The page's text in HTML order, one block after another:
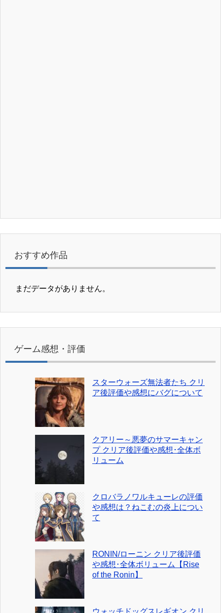
おすすめ作品
まだデータがありません。
ゲーム感想・評価
スターウォーズ無法者たち クリ
ア後評価や感想にバグについて
クアリー～悪夢のサマーキャン
プ クリア後評価や感想･全体ボ
リューム
クロバラノワルキューレの評価
や感想は？ねこむの炎上につい
て
RONIN/ローニン クリア後評価
や感想･全体ボリューム【Rise
of the Ronin】
ウォッチドッグスレギオン クリ